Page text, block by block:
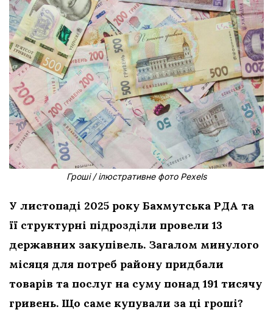
Гроші / ілюстративне фото Pexels
У листопаді 2025 року Бахмутська РДА та
її структурні підрозділи провели 13
державних закупівель. Загалом минулого
місяця для потреб району придбали
товарів та послуг на суму понад 191 тисячу
гривень. Що саме купували за ці гроші?